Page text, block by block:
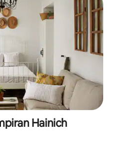
Hainich